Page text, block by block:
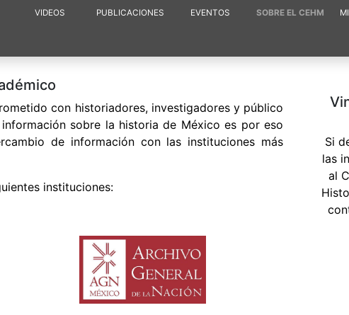
VIDEOS PUBLICACIONES EVENTOS SOBRE EL CEHM
con historiadores, investigadores y público
sobre la historia de México es por eso
de información con las instituciones más
instituciones:
Si
las
al